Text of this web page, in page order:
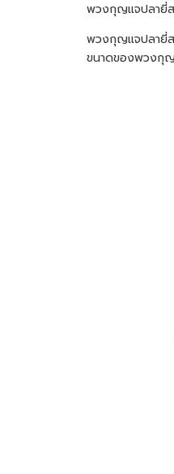
พวงกุญแจปลายี่
พวงกุญแจปลายี่ส
ขนาดของพวงกุญ